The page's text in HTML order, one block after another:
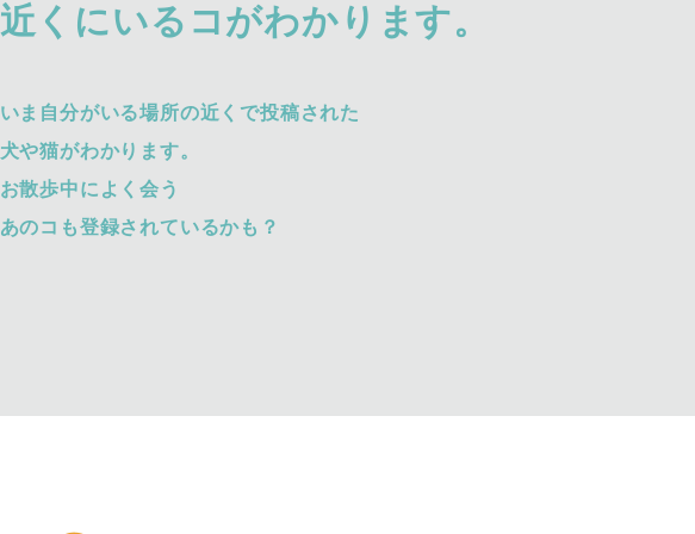
近くにいるコがわかります。
いま自分がいる場所の近くで投稿された
犬や猫がわかります。
お散歩中によく会う
あのコも登録されているかも？